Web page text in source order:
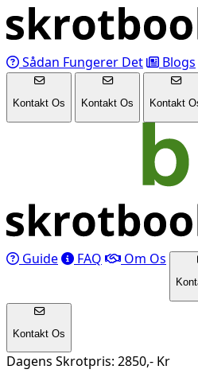
Sådan Fungerer Det Blogs
Kontakt Os Kontakt Os Kontakt
Guide FAQ Om Os
Kontakt Os
Dagens Skrotpris: 2850,- Kr